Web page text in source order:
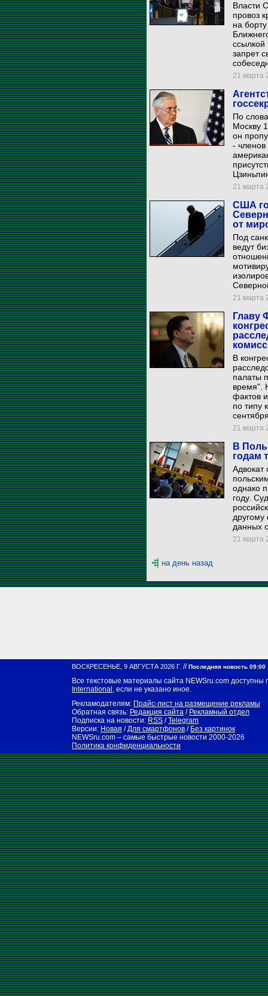
Власти
провоз
на
ссылкой
запрет
21 марта
По
Москву
он
- членов
21 марта
США
от
Под
ведут
21 марта
Главу
В
палаты
время".
фактов
по типу
21 марта
В
годам
Адвокат
однако
году.
другому
данных
21 марта
на день назад
ВОСКРЕСЕНЬЕ, 9 АВГУСТА 2026 Г. //Последняя новость 09:00
Все текстовые материалы сайта NEWSru.com доступны
International , если не указано иное.
Рекламодателям: Прайс-лист на размещение рекламы
Обратная связь: Редакция сайта / Рекламный отдел
Подписка на новости: RSS /Telegram
Версии: Новая /Для смартфонов / Без картинок
NEWSru.com – самые быстрые новости 2000-2026
Политика конфиденциальности